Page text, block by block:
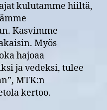
kulutamme hiiltä,
Kasvimme
Myös
hajoaa
ja vedeksi, tulee
MTK:n
kertoo.